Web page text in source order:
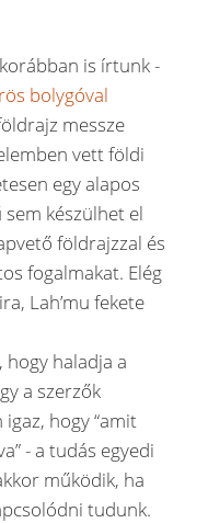
is írtunk -
bolygóval
messze
vett földi
egy alapos
készülhet el
földrajzzal és
fogalmakat. Elég
Lah’mu fekete
hogy haladja a
a szerzők
hogy “amit
- a tudás egyedi
működik, ha
tudunk.